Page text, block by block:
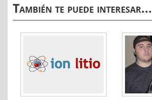
También te puede interesar...